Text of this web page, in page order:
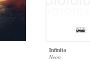
Infinito
Neon